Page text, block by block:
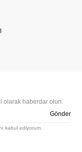
olarak haberdar olun.
Gönder
kabul ediyorum.